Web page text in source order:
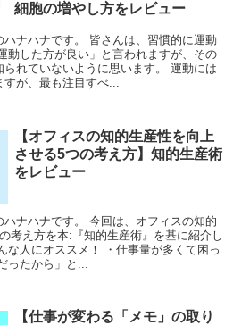
細胞の増やし方をレビュー
ナハナです。 皆さんは、習慣的に運動
動した方が良い」と言われますが、その
れていないように思います。 運動には
が、最も注目すべ...
【オフィスの知的生産性を向上
させる5つの考え方】知的生産術
をレビュー
ナハナです。 今回は、オフィスの知的
考え方を本:『知的生産術』を基に紹介し
な人にオススメ！ ・仕事量が多くて困っ
ったから」と...
【仕事が変わる「メモ」の取り